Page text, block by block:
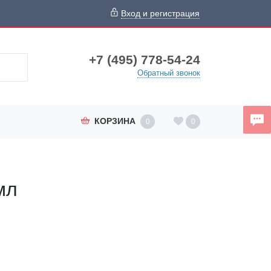
Вход и регистрация
+7 (495) 778-54-24
Обратный звонок
КОРЗИНА 0 0